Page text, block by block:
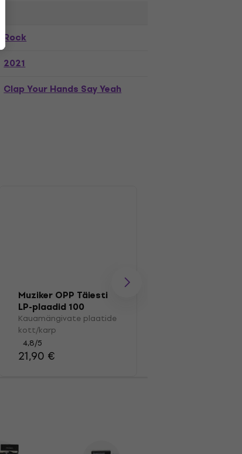
Rock
2021
Clap Your Hands Say Yeah
Muziker OPP Täiesti
LP-plaadid 100
Kauamängivate plaatide
kott/karp
4,8/5
21,90 €